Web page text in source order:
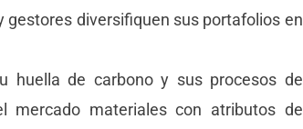
diversifiquen sus portafolios en
huella de carbono y sus procesos de
mercado materiales con atributos de